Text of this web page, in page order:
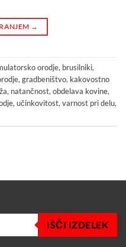
→
orodje, brusilniki,
,gradbeništvo, kakovostno
, natančnost,obdelava kovine,
,učinkovitost,varnost pri delu,
IŠČI IZDELEK